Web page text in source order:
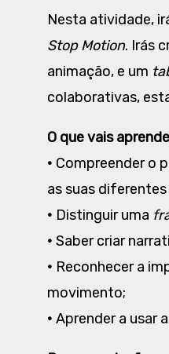
Nesta atividade,
Stop Motion. Irás
animação, e um
colaborativas,
O que vais
• Compreender o
as suas
• Distinguir uma
• Saber criar
• Reconhecer a
movimento;
• Aprender a usar